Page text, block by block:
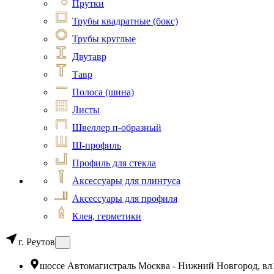
Прутки
Трубы квадратные (бокс)
Трубы круглые
Двутавр
Тавр
Полоса (шина)
Листы
Швеллер п-образный
Ш-профиль
Профиль для стекла
Аксессуары для плинтуса
Аксессуары для профиля
Клея, герметики
г. Реутов
шоссе Автомагистраль Москва - Нижний Новгород,